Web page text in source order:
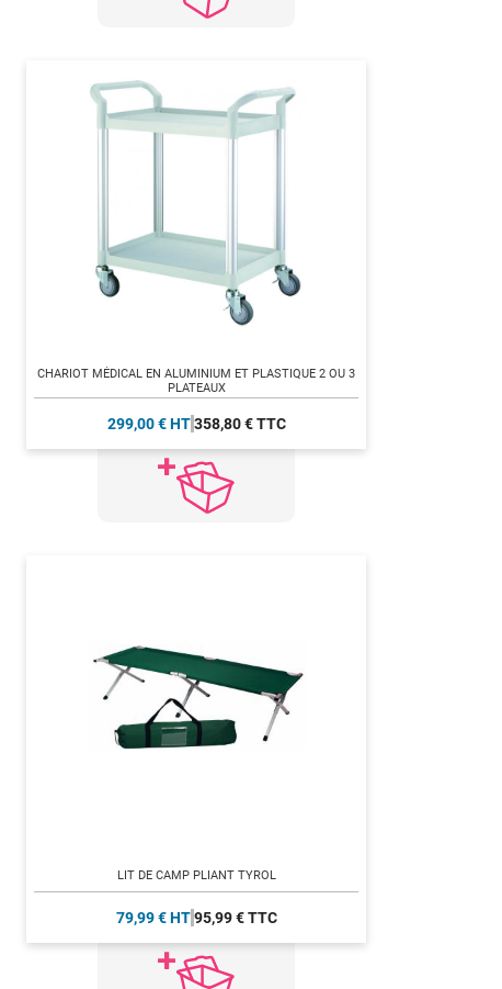
CHARIOT MÉDICAL EN ALUMINIUM ET PLASTIQUE 2 OU 3
PLATEAUX
299,00 € HT358,80 € TTC
LIT DE CAMP PLIANT TYROL
79,99 € HT95,99 € TTC